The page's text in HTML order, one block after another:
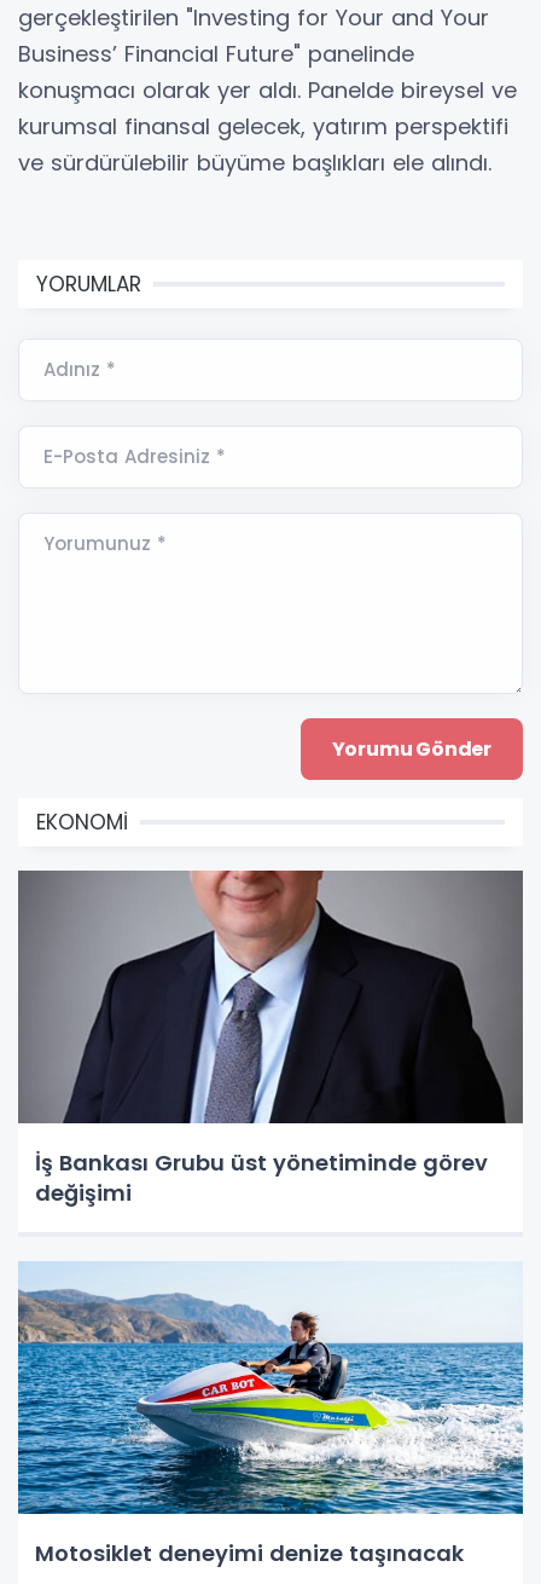
gerçekleştirilen "Investing for Your and Your
Business’ Financial Future" panelinde
konuşmacı olarak yer aldı. Panelde bireysel ve
kurumsal finansal gelecek, yatırım perspektifi
ve sürdürülebilir büyüme başlıkları ele alındı.
YORUMLAR
Adınız *
E-Posta Adresiniz *
Yorumunuz *
EKONOMİ
İş Bankası Grubu üst yönetiminde görev
değişimi
Motosiklet deneyimi denize taşınacak